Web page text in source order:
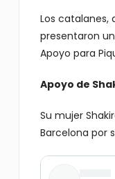
Los catalanes,
presentaron
Apoyo para
Apoyo de
Su mujer
Barcelona por